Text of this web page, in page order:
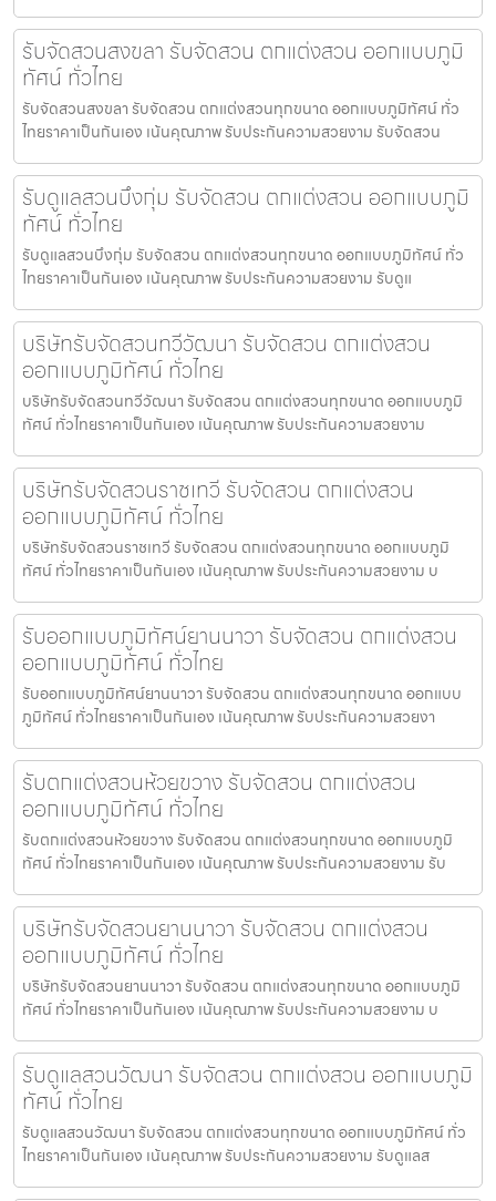
รับจัดสวนสงขลา รับจัดสวน ตกแต่งสวน ออกแบบภูมิ
ทัศน์ ทั่วไทย
รับจัดสวนสงขลา รับจัดสวน ตกแต่งสวนทุกขนาด ออกแบบภูมิทัศน์ ทั่ว
ไทยราคาเป็นกันเอง เน้นคุณภาพ รับประกันความสวยงาม รับจัดสวน
รับดูแลสวนบึงกุ่ม รับจัดสวน ตกแต่งสวน ออกแบบภูมิ
ทัศน์ ทั่วไทย
รับดูแลสวนบึงกุ่ม รับจัดสวน ตกแต่งสวนทุกขนาด ออกแบบภูมิทัศน์ ทั่ว
ไทยราคาเป็นกันเอง เน้นคุณภาพ รับประกันความสวยงาม รับดูแ
บริษัทรับจัดสวนทวีวัฒนา รับจัดสวน ตกแต่งสวน
ออกแบบภูมิทัศน์ ทั่วไทย
บริษัทรับจัดสวนทวีวัฒนา รับจัดสวน ตกแต่งสวนทุกขนาด ออกแบบภูมิ
ทัศน์ ทั่วไทยราคาเป็นกันเอง เน้นคุณภาพ รับประกันความสวยงาม
บริษัทรับจัดสวนราชเทวี รับจัดสวน ตกแต่งสวน
ออกแบบภูมิทัศน์ ทั่วไทย
บริษัทรับจัดสวนราชเทวี รับจัดสวน ตกแต่งสวนทุกขนาด ออกแบบภูมิ
ทัศน์ ทั่วไทยราคาเป็นกันเอง เน้นคุณภาพ รับประกันความสวยงาม บ
รับออกแบบภูมิทัศน์ยานนาวา รับจัดสวน ตกแต่งสวน
ออกแบบภูมิทัศน์ ทั่วไทย
รับออกแบบภูมิทัศน์ยานนาวา รับจัดสวน ตกแต่งสวนทุกขนาด ออกแบบ
ภูมิทัศน์ ทั่วไทยราคาเป็นกันเอง เน้นคุณภาพ รับประกันความสวยงา
รับตกแต่งสวนห้วยขวาง รับจัดสวน ตกแต่งสวน
ออกแบบภูมิทัศน์ ทั่วไทย
รับตกแต่งสวนห้วยขวาง รับจัดสวน ตกแต่งสวนทุกขนาด ออกแบบภูมิ
ทัศน์ ทั่วไทยราคาเป็นกันเอง เน้นคุณภาพ รับประกันความสวยงาม รับ
บริษัทรับจัดสวนยานนาวา รับจัดสวน ตกแต่งสวน
ออกแบบภูมิทัศน์ ทั่วไทย
บริษัทรับจัดสวนยานนาวา รับจัดสวน ตกแต่งสวนทุกขนาด ออกแบบภูมิ
ทัศน์ ทั่วไทยราคาเป็นกันเอง เน้นคุณภาพ รับประกันความสวยงาม บ
รับดูแลสวนวัฒนา รับจัดสวน ตกแต่งสวน ออกแบบภูมิ
ทัศน์ ทั่วไทย
รับดูแลสวนวัฒนา รับจัดสวน ตกแต่งสวนทุกขนาด ออกแบบภูมิทัศน์ ทั่ว
ไทยราคาเป็นกันเอง เน้นคุณภาพ รับประกันความสวยงาม รับดูแลส